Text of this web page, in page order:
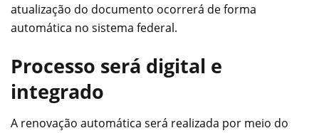
atualização do documento ocorrerá de forma
automática no sistema federal.
Processo será digital e
integrado
A renovação automática será realizada por meio do